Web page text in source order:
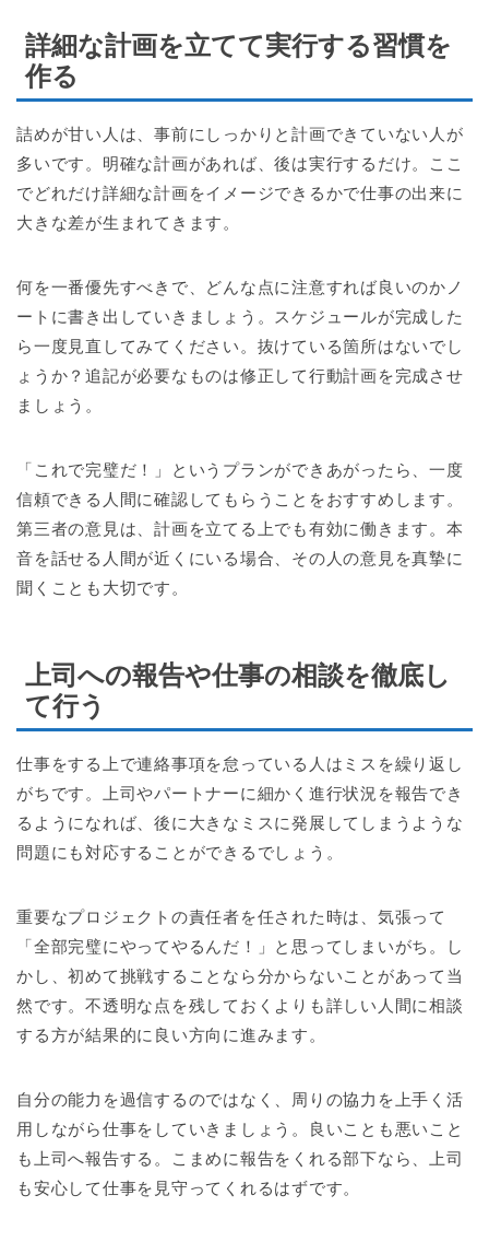
詳細な計画を立てて実行する習慣を
作る
詰めが甘い人は、事前にしっかりと計画できていない人が
多いです。明確な計画があれば、後は実行するだけ。ここ
でどれだけ詳細な計画をイメージできるかで仕事の出来に
大きな差が生まれてきます。
何を一番優先すべきで、どんな点に注意すれば良いのかノ
ートに書き出していきましょう。スケジュールが完成した
ら一度見直してみてください。抜けている箇所はないでし
ょうか？追記が必要なものは修正して行動計画を完成させ
ましょう。
「これで完璧だ！」というプランができあがったら、一度
信頼できる人間に確認してもらうことをおすすめします。
第三者の意見は、計画を立てる上でも有効に働きます。本
音を話せる人間が近くにいる場合、その人の意見を真摯に
聞くことも大切です。
上司への報告や仕事の相談を徹底し
て行う
仕事をする上で連絡事項を怠っている人はミスを繰り返し
がちです。上司やパートナーに細かく進行状況を報告でき
るようになれば、後に大きなミスに発展してしまうような
問題にも対応することができるでしょう。
重要なプロジェクトの責任者を任された時は、気張って
「全部完璧にやってやるんだ！」と思ってしまいがち。し
かし、初めて挑戦することなら分からないことがあって当
然です。不透明な点を残しておくよりも詳しい人間に相談
する方が結果的に良い方向に進みます。
自分の能力を過信するのではなく、周りの協力を上手く活
用しながら仕事をしていきましょう。良いことも悪いこと
も上司へ報告する。こまめに報告をくれる部下なら、上司
も安心して仕事を見守ってくれるはずです。